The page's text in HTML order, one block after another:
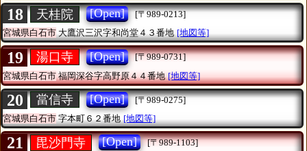
18 天桂院 [Open]
[〒989-0213]
宮城県白石市大鷹沢三沢字和尚堂４３番地 [地図等]
19 湯口寺 [Open]
[〒989-0731]
宮城県白石市福岡深谷字高野原４４番地 [地図等]
20 當信寺 [Open]
[〒989-0275]
宮城県白石市 字本町６２番地 [地図等]
21 毘沙門寺 [Open]
[〒989-1103]